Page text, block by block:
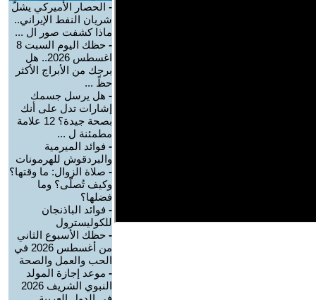
- الحصار الأميركي يشلّ
شريان النفط الإيراني..
ماذا كشفت صور ال ...
-
حظك اليوم السبت 8
اغسطس 2026.. هل
برجك من الأبراج الأكثر
حظً ...
- هل يرسل جسمك
إشارات تدل على أنك
بصحة جيدة؟ 12 علامة
مطمئنة ل ...
- فوائد الميرمية
والبردقوش للهرمونات
- صلاة الزوال: ما وقتها؟
وكيف تُصلّى؟ وما
فضلها؟
- فوائد الباذنجان
للكوليسترول
- حظك الأسبوع الثاني
من أغسطس 2026 في
الحب والعمل والصحة
- موعد إجازة المولد
النبوي الشريف 2026